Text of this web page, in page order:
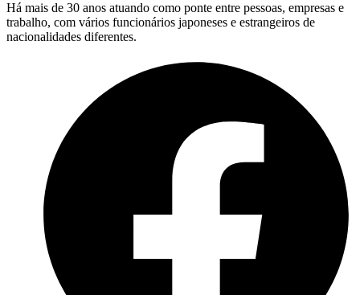
Há mais de 30 anos atuando como ponte entre pessoas, empresas e
trabalho, com vários funcionários japoneses e estrangeiros de
nacionalidades diferentes.